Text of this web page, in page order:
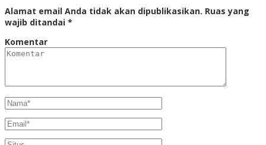
Alamat email Anda tidak akan dipublikasikan. Ruas yang
wajib ditandai *
Komentar